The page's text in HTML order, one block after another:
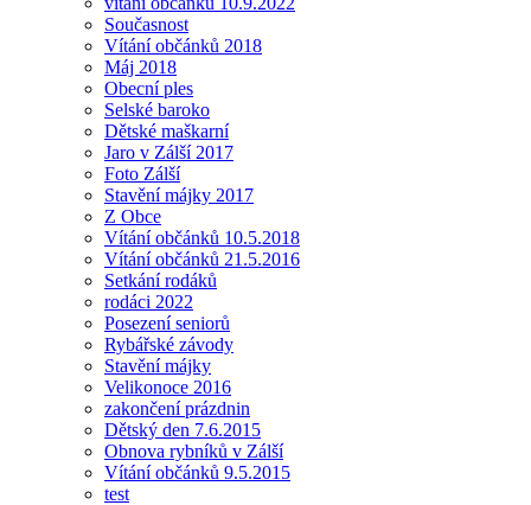
Současnost
Vítání občánků 2018
Máj 2018
Obecní ples
Selské baroko
Dětské maškarní
Jaro v Zálší 2017
Foto Zálší
Stavění májky 2017
Z Obce
Vítání občánků 10.5.2018
Vítání občánků 21.5.2016
Setkání rodáků
rodáci 2022
Posezení seniorů
Rybářské závody
Stavění májky
Velikonoce 2016
zakončení prázdnin
Dětský den 7.6.2015
Obnova rybníků v Zálší
Vítání občánků 9.5.2015
test